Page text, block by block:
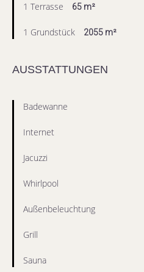
1 Terrasse 65 m²
1 Grundstück 2055 m²
AUSSTATTUNGEN
Badewanne
Internet
Jacuzzi
Whirlpool
Außenbeleuchtung
Grill
Sauna